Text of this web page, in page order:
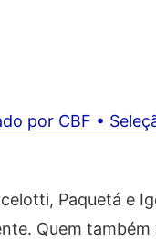
por CBF •
Paquetá e
Quem